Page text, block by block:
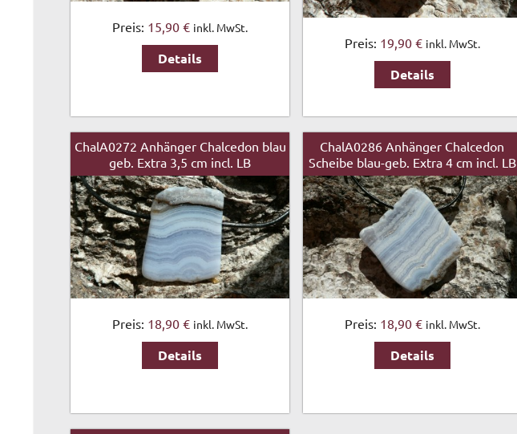
Preis: 15,90 € inkl. MwSt.
Details
Preis: 19,90 € inkl. MwSt.
Details
ChalA0272 Anhänger Chalcedon blau
geb. Extra 3,5 cm incl. LB
Preis: 18,90 € inkl. MwSt.
Details
ChalA0286 Anhänger Chalcedon
Scheibe blau-geb. Extra 4 cm incl. LB
Preis: 18,90 € inkl. MwSt.
Details